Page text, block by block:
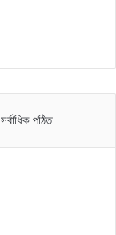
সর্বাধিক পঠিত